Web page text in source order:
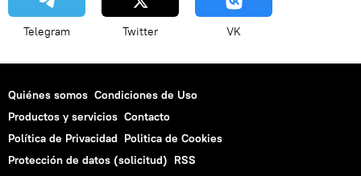
Telegram Twitter VK
Quiénes somos Condiciones de Uso
Productos y servicios Contacto
Política de Privacidad Politica de Cookies
Protección de datos (solicitud) RSS